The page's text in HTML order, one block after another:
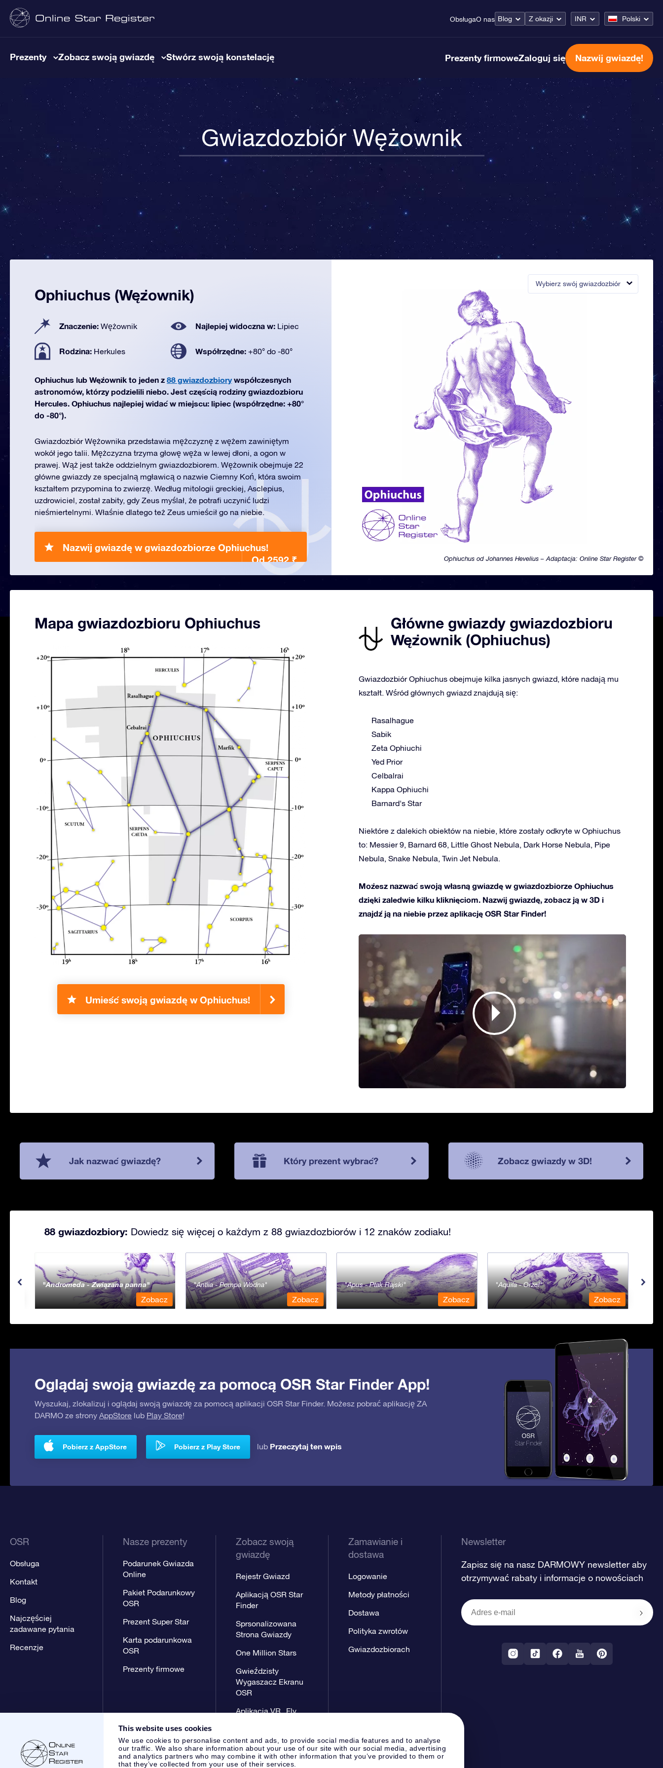
This website uses cookies
We use cookies to personalise content and ads, to provide social media features and to analyse
our traffic. We also share information about your use of our site with our social media, advertising
and analytics partners who may combine it with other information that you’ve provided to them or
that they’ve collected from your use of their services.
ObsługaO nas Blog Z okazji INR Polski
Prezenty Zobacz swoją gwiazdę Stwórz swoją konstelację Prezenty firmoweZaloguj się Nazwij gwiazdę!
Gwiazdozbiór Wężownik
Wybierz swój gwiazdozbiór
Ophiuchus od Johannes Hevelius – Adaptacja: Online Star Register ©
Ophiuchus (Wężownik)
Znaczenie: Wężownik Najlepiej widoczna w: Lipiec
Rodzina: Herkules Współrzędne: +80° do -80°
Ophiuchus lub Wężownik to jeden z 88 gwiazdozbiorywspółczesnych
astronomów, którzy podzielili niebo. Jest częścią rodziny gwiazdozbioru
Hercules. Ophiuchus najlepiej widać w miejscu: lipiec (współrzędne: +80°
do -80°).
Gwiazdozbiór Wężownika przedstawia mężczyznę z wężem zawiniętym
wokół jego talii. Mężczyzna trzyma głowę węża w lewej dłoni, a ogon w
prawej. Wąż jest także oddzielnym gwiazdozbiorem. Wężownik obejmuje 22
główne gwiazdy ze specjalną mgławicą o nazwie Ciemny Koń, która swoim
kształtem przypomina to zwierzę. Według mitologii greckiej, Asclepius,
uzdrowiciel, został zabity, gdy Zeus myślał, że potrafi uczynić ludzi
nieśmiertelnymi. Właśnie dlatego też Zeus umieścił go na niebie.
Nazwij gwiazdę w gwiazdozbiorze Ophiuchus!
Od 2592 ₹
Mapa gwiazdozbioru Ophiuchus
Umieść swoją gwiazdę w Ophiuchus!
Główne gwiazdy gwiazdozbioru
Wężownik (Ophiuchus)
Gwiazdozbiór Ophiuchus obejmuje kilka jasnych gwiazd, które nadają mu
kształt. Wśród głównych gwiazd znajdują się:
Rasalhague
Sabik
Zeta Ophiuchi
Yed Prior
Celbalrai
Kappa Ophiuchi
Barnard's Star
Niektóre z dalekich obiektów na niebie, które zostały odkryte w Ophiuchus
to: Messier 9, Barnard 68, Little Ghost Nebula, Dark Horse Nebula, Pipe
Nebula, Snake Nebula, Twin Jet Nebula.
Możesz nazwać swoją własną gwiazdę w gwiazdozbiorze Ophiuchus
dzięki zaledwie kilku kliknięciom. Nazwij gwiazdę, zobacz ją w 3D i
znajdź ją na niebie przez aplikację OSR Star Finder!
Jak nazwać gwiazdę? Który prezent wybrać? Zobacz gwiazdy w 3D!
88 gwiazdozbiory: Dowiedz się więcej o każdym z 88 gwiazdozbiorów i 12 znaków zodiaku!
Andromeda - Związana panna
Zobacz
Antlia - Pompa Wodna
Zobacz
Apus - Ptak Rajski
Zobacz
Aquila - Orzeł
Zobacz
Oglądaj swoją gwiazdę za pomocą OSR Star Finder App!
Wyszukaj, zlokalizuj i oglądaj swoją gwiazdę za pomocą aplikacji OSR Star Finder. Możesz pobrać aplikację ZA
DARMO ze strony AppStore lub Play Store!
Pobierz z AppStore Pobierz z Play Store lub Przeczytaj ten wpis
OSR
Obsługa
Kontakt
Blog
Najczęściej
zadawane pytania
Recenzje
Nasze prezenty
Podarunek Gwiazda
Online
Pakiet Podarunkowy
OSR
Prezent Super Star
Karta podarunkowa
OSR
Prezenty firmowe
Zobacz swoją
gwiazdę
Rejestr Gwiazd
Aplikacją OSR Star
Finder
Sprsonalizowana
Strona Gwiazdy
One Million Stars
Gwieździsty
Wygaszacz Ekranu
OSR
Aplikacja VR „Fly
Zamawianie i
dostawa
Logowanie
Metody płatności
Dostawa
Polityka zwrotów
Gwiazdozbiorach
Newsletter
Zapisz się na nasz DARMOWY newsletter aby
otrzymywać rabaty i informacje o nowościach